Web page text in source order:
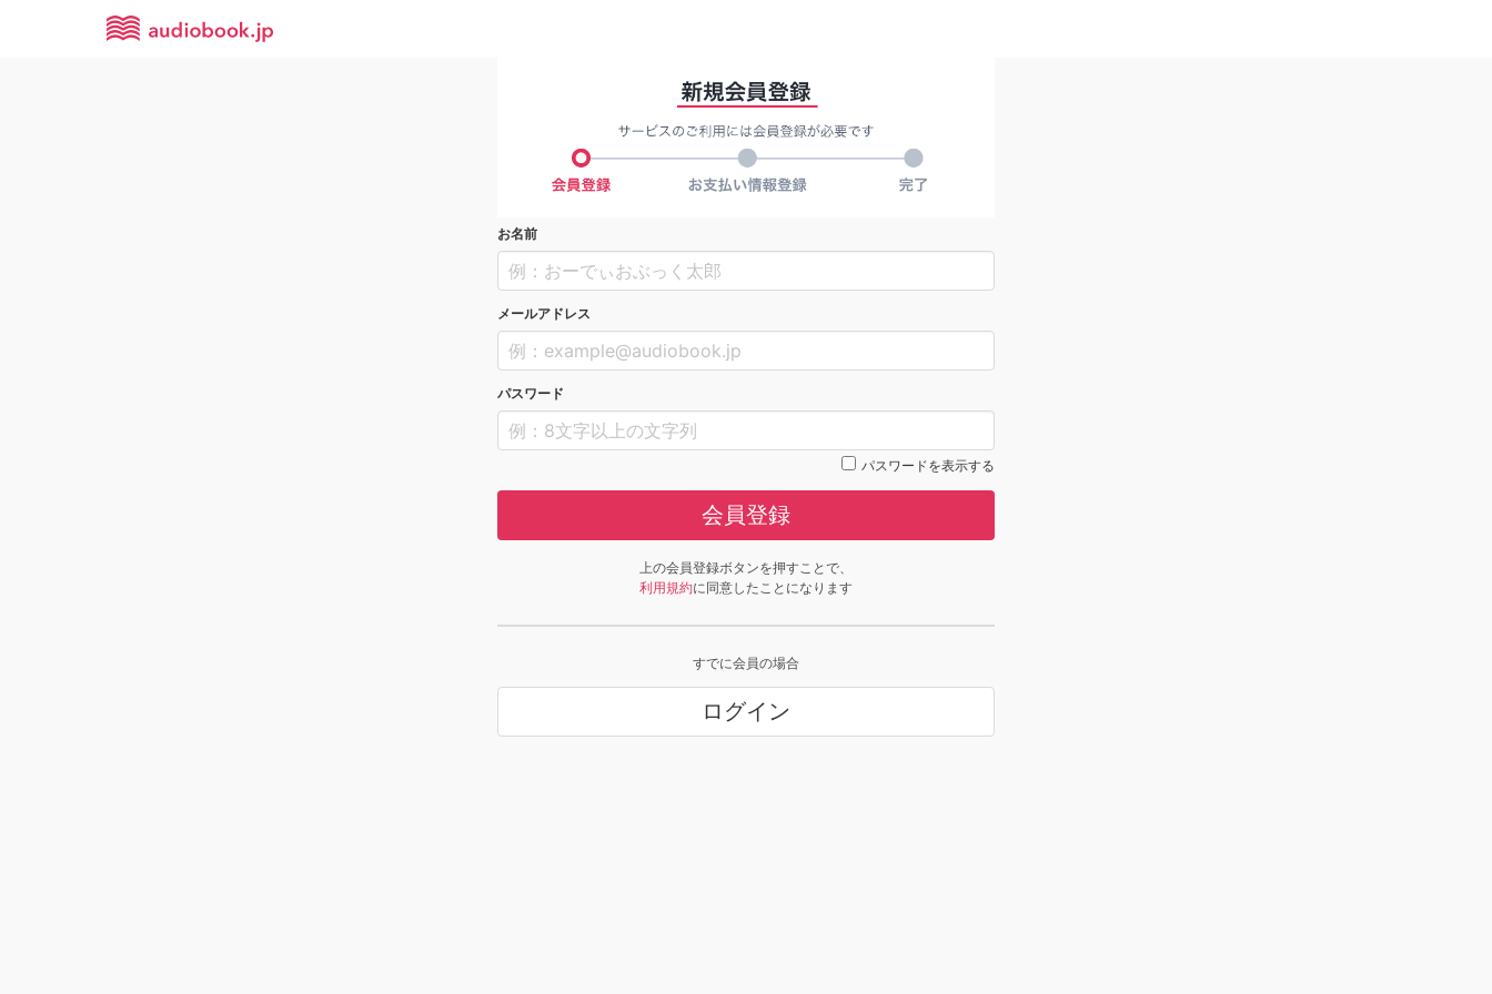
お名前
メールアドレス
パスワード
パスワードを表示する
会員登録
上の会員登録ボタンを押すことで、
利用規約に同意したことになります
すでに会員の場合
ログイン